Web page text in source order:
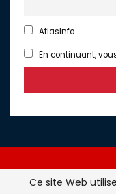
AtlasInfo
En continuant,
Ce site Web